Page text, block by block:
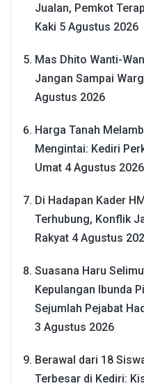
Jualan, Pemkot
Kaki 5 Agustus 2026
Mas Dhito Wanti-
Jangan Sampai
Agustus 2026
Harga Tanah
Mengintai: Kediri
Umat 4 Agustus 2026
Di Hadapan Kader
Terhubung, Konflik
Rakyat 4 Agustus
Suasana Haru
Kepulangan Ibunda
Sejumlah Pejabat
3 Agustus 2026
Berawal dari 18
Terbesar di Kediri: